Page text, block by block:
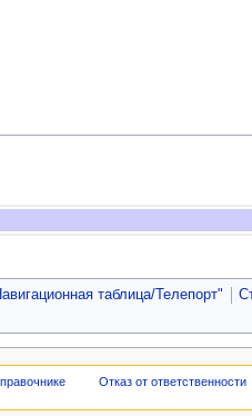
таблица/Телепорт"
Отказ от ответственности